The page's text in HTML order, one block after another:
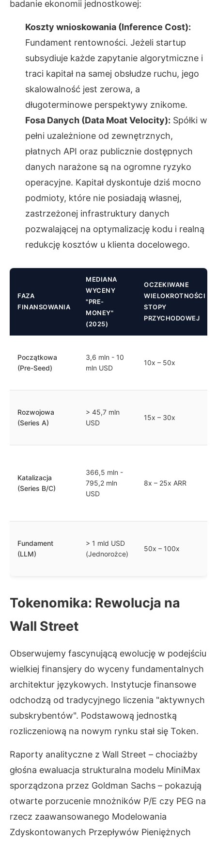
badanie ekonomii jednostkowej:
Koszty wnioskowania (Inference Cost):
Fundament rentowności. Jeżeli startup
subsydiuje każde zapytanie algorytmiczne i
traci kapitał na samej obsłudze ruchu, jego
skalowalność jest zerowa, a
długoterminowe perspektywy znikome.
Fosa Danych (Data Moat Velocity): Spółki w
pełni uzależnione od zewnętrznych,
płatnych API oraz publicznie dostępnych
danych narażone są na ogromne ryzyko
operacyjne. Kapitał dyskontuje dziś mocno
podmioty, które nie posiadają własnej,
zastrzeżonej infrastruktury danych
pozwalającej na optymalizację kodu i realną
redukcję kosztów u klienta docelowego.
FAZA
FINANSOWANIA
MEDIANA
WYCENY
"PRE-
MONEY"
(2025)
OCZEKIWANE
WIELOKROTNOŚCI
STOPY
PRZYCHODOWEJ
Początkowa
(Pre-Seed)
3,6 mln - 10
mln USD
10x – 50x
Rozwojowa
(Series A)
> 45,7 mln
USD
15x – 30x
Katalizacja
(Series B/C)
366,5 mln -
795,2 mln
USD
8x – 25x ARR
Fundament
(LLM)
> 1 mld USD
(Jednorożce)
50x – 100x
Tokenomika: Rewolucja na
Wall Street
Obserwujemy fascynującą ewolucję w podejściu
wielkiej finansjery do wyceny fundamentalnych
architektur językowych. Instytucje finansowe
odchodzą od tradycyjnego liczenia "aktywnych
subskrybentów". Podstawową jednostką
rozliczeniową na nowym rynku stał się Token.
Raporty analityczne z Wall Street – chociażby
głośna ewaluacja strukturalna modelu MiniMax
sporządzona przez Goldman Sachs – pokazują
otwarte porzucenie mnożników P/E czy PEG na
rzecz zaawansowanego Modelowania
Zdyskontowanych Przepływów Pieniężnych